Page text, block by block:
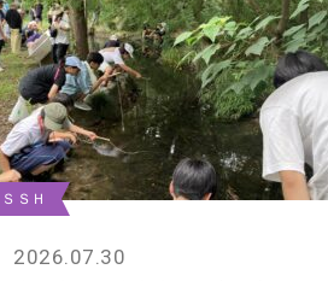
ＳＳＨ
2026.07.30